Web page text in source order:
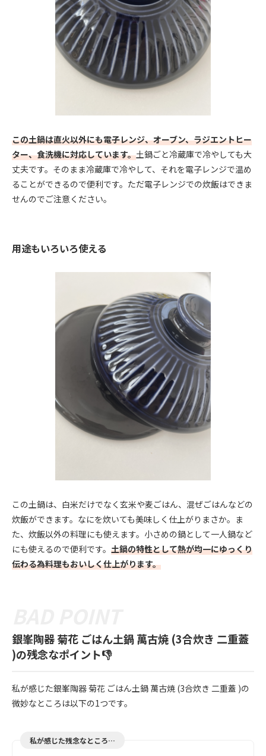
この土鍋は直火以外にも電子レンジ、オーブン、ラジエントヒー
ター、食洗機に対応しています。土鍋ごと冷蔵庫で冷やしても大
丈夫です。そのまま冷蔵庫で冷やして、それを電子レンジで温め
ることができるので便利です。ただ電子レンジでの炊飯はできま
せんのでご注意ください。
用途もいろいろ使える
この土鍋は、白米だけでなく玄米や麦ごはん、混ぜごはんなどの
炊飯ができます。なにを炊いても美味しく仕上がりまさか。ま
た、炊飯以外の料理にも使えます。小さめの鍋として一人鍋など
にも使えるので便利です。 土鍋の特性として熱が均一にゆっくり
伝わる為料理もおいしく仕上がります。
銀峯陶器 菊花 ごはん土鍋 萬古焼 (3合炊き 二重蓋
)の残念なポイント👎
私が感じた銀峯陶器 菊花 ごはん土鍋 萬古焼 (3合炊き 二重蓋 )の
微妙なところは以下の1つです。
私が感じた残念なところ…